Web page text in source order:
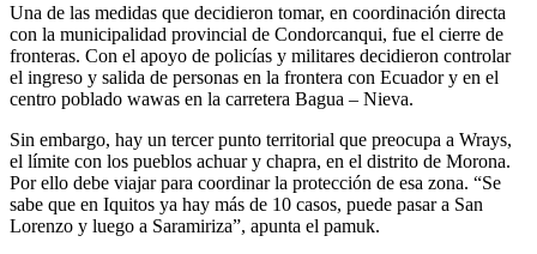
Una de las medidas que decidieron tomar, en coordinación directa
con la municipalidad provincial de Condorcanqui, fue el cierre de
fronteras. Con el apoyo de policías y militares decidieron controlar
el ingreso y salida de personas en la frontera con Ecuador y en el
centro poblado wawas en la carretera Bagua – Nieva.
Sin embargo, hay un tercer punto territorial que preocupa a Wrays,
el límite con los pueblos achuar y chapra, en el distrito de Morona.
Por ello debe viajar para coordinar la protección de esa zona. “Se
sabe que en Iquitos ya hay más de 10 casos, puede pasar a San
Lorenzo y luego a Saramiriza”, apunta el pamuk.